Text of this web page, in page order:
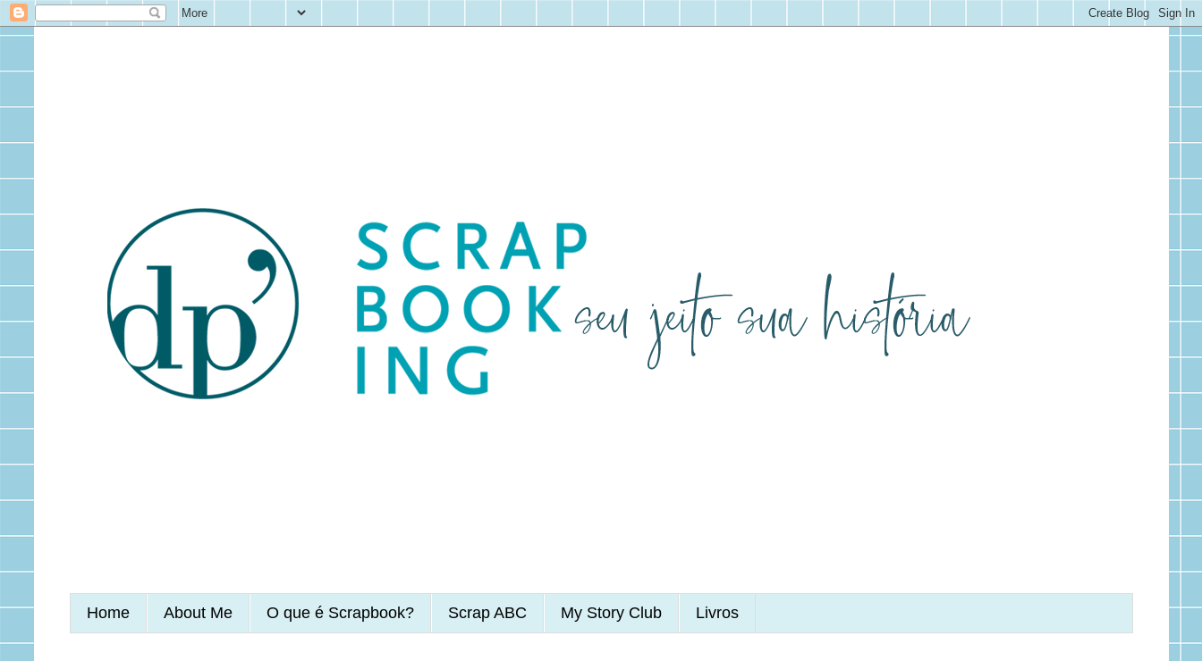
Home About Me O que é Scrapbook? Scrap ABC My Story Club Livros